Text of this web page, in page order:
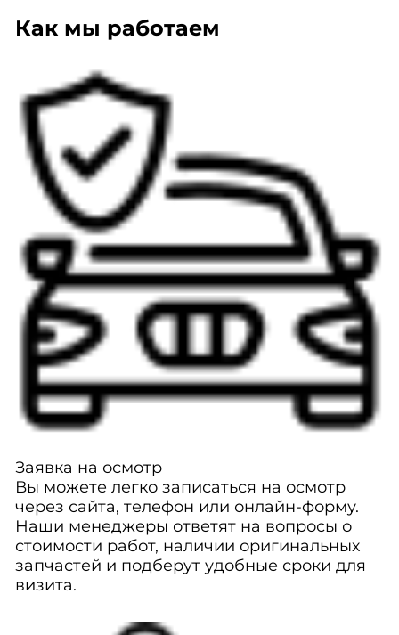
Как мы работаем
Заявка на осмотр
Вы можете легко записаться на осмотр
через сайта, телефон или онлайн-форму.
Наши менеджеры ответят на вопросы о
стоимости работ, наличии оригинальных
запчастей и подберут удобные сроки для
визита.